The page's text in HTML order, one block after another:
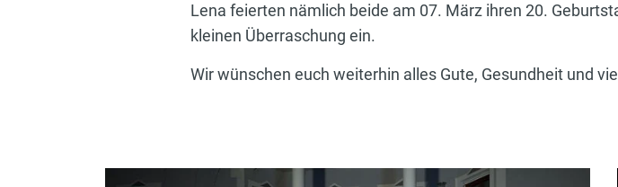
Lena feierten nämlich beide am 07. März ihren 20.
kleinen Überraschung ein.
Wir wünschen euch weiterhin alles Gute, Gesundheit und